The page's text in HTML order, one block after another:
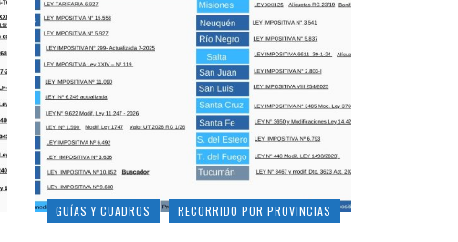
GUÍAS Y CUADROS RECORRIDO POR PROVINCIAS